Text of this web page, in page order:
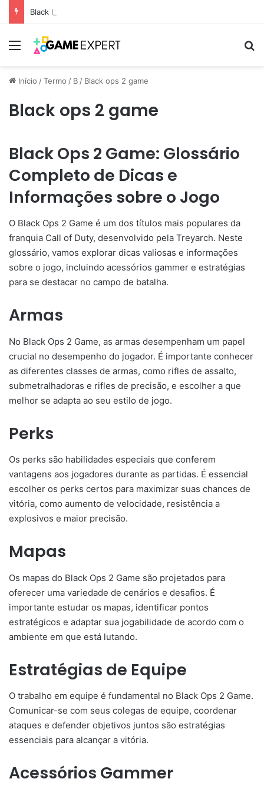
Black Friday: descontos incríveis em eletrônicos
Menu
Início /Termo / B / Black ops 2 game
Black ops 2 game
Black Ops 2 Game: Glossário
Completo de Dicas e
Informações sobre o Jogo
O Black Ops 2 Game é um dos títulos mais populares da
franquia Call of Duty, desenvolvido pela Treyarch. Neste
glossário, vamos explorar dicas valiosas e informações
sobre o jogo, incluindo acessórios gammer e estratégias
para se destacar no campo de batalha.
Armas
No Black Ops 2 Game, as armas desempenham um papel
crucial no desempenho do jogador. É importante conhecer
as diferentes classes de armas, como rifles de assalto,
submetralhadoras e rifles de precisão, e escolher a que
melhor se adapta ao seu estilo de jogo.
Perks
Os perks são habilidades especiais que conferem
vantagens aos jogadores durante as partidas. É essencial
escolher os perks certos para maximizar suas chances de
vitória, como aumento de velocidade, resistência a
explosivos e maior precisão.
Mapas
Os mapas do Black Ops 2 Game são projetados para
oferecer uma variedade de cenários e desafios. É
importante estudar os mapas, identificar pontos
estratégicos e adaptar sua jogabilidade de acordo com o
ambiente em que está lutando.
Estratégias de Equipe
O trabalho em equipe é fundamental no Black Ops 2 Game.
Comunicar-se com seus colegas de equipe, coordenar
ataques e defender objetivos juntos são estratégias
essenciais para alcançar a vitória.
Acessórios Gammer